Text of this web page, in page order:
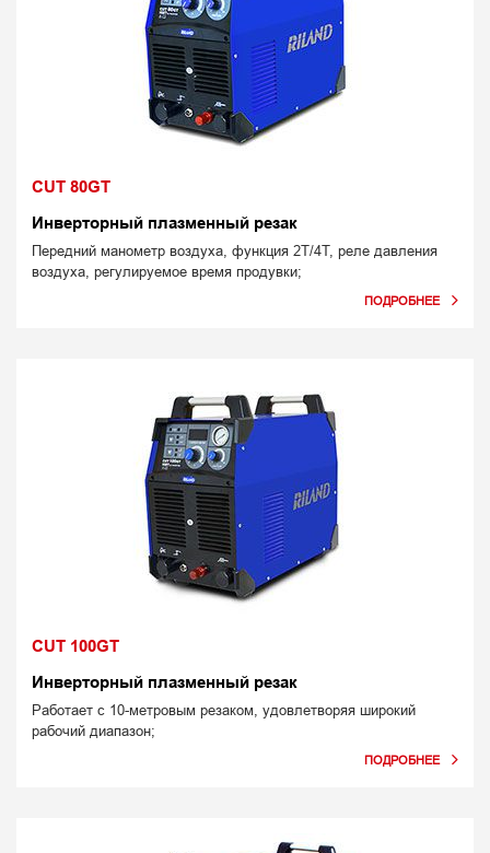
CUT 80GT
Инверторный плазменный резак
Передний манометр воздуха, функция 2T/4T, реле давления
воздуха, регулируемое время продувки;
CUT 100GT
Инверторный плазменный резак
Работает с 10-метровым резаком, удовлетворяя широкий
рабочий диапазон;